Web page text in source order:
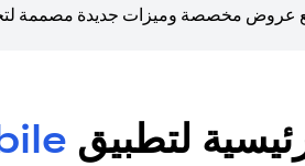
عروض مخصصة وميزات جديدة مصممة
لتطبيق